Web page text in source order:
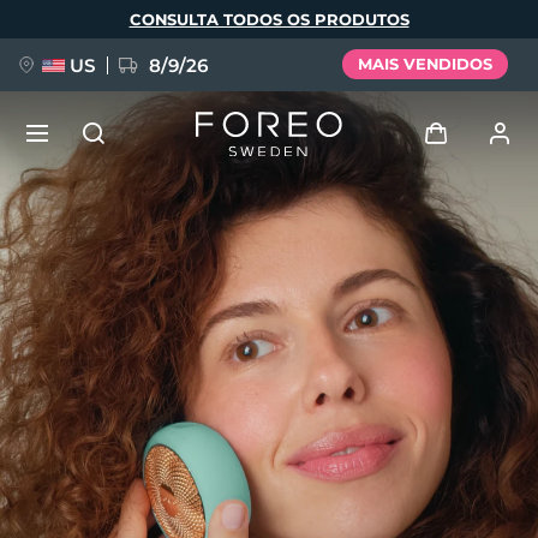
principal
CONSULTA TODOS OS PRODUTOS
US 8/9/26 MAIS VENDIDOS
Entrar
Perfil de usuário
Meus aparelhos
Meus pedidos
Meus endereços
As minhas subscrições
NOVIDADE
FAQ™ Pure Beauty-Tech Elixir
BREAKING NEWS
issa™ Teeth Whitening Set
Idioma
English Deutsch
Español
Français
Italiano
Português
Polski
Svenska
Русский
Türkçe
简体中文 繁體中文